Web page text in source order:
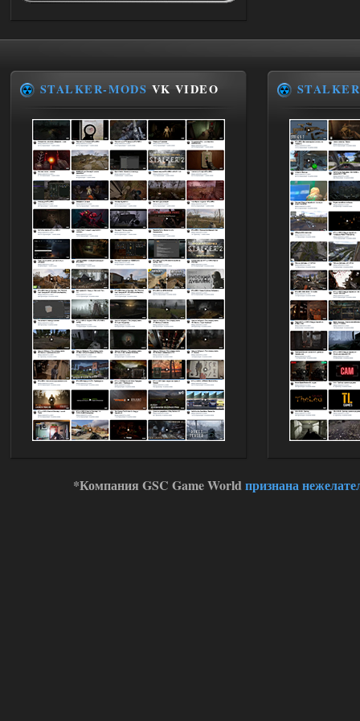
22:29
Stalker-Mods-Clan-su
Доступно только для пользователей
Ответить ➤
03.08.2026
Объединенный Пак 2 + OGSR +
STCoP WP 3.4
22:27
Stalker-Mods-Clan-su
Доступно только для пользователей
Ответить ➤
03.08.2026
Объединенный Пак 2 + OGSR +
STCoP WP 3.4
21:22
andreyforest1993
Здравствуйте, почему не
Анимаций открытия рюкзака и
использования предметов как в
трелере?
Ответить ➤
03.08.2026
STALKER-MODS VK VIDEO
*Компания GSC Game Worldпризнана